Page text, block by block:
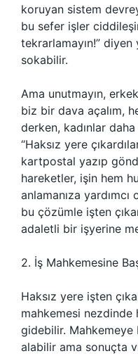
koruyan sistem
bu sefer işler
tekrarlamayın!”
sokabilir.
Ama unutmayın,
biz bir dava açalım,
derken, kadınlar
“Haksız yere
kartpostal yazıp
hareketler, işin hem
anlamanıza
bu çözümle işten
adaletli bir işyerine
2. İş Mahkemesine
Haksız yere işten
mahkemesi nezdinde
gidebilir.
alabilir ama sonuçta